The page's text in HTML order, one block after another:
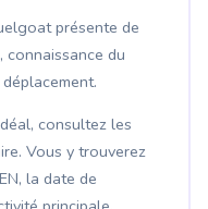
présente de
du
consultez les
Vous y trouverez
la date de